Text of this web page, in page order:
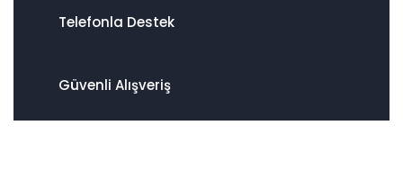
Telefonla Destek
Güvenli Alışveriş